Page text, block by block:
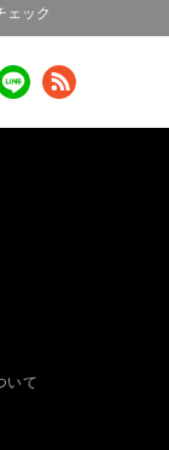
ェック
いて